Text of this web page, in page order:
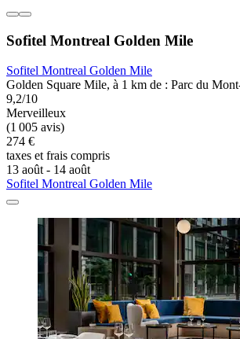
Sofitel Montreal Golden Mile
Sofitel Montreal Golden Mile
Golden Square Mile, à 1 km de : Parc du
9,2/10
Merveilleux
(1 005 avis)
274 €
taxes et frais compris
13 août - 14 août
Sofitel Montreal Golden Mile